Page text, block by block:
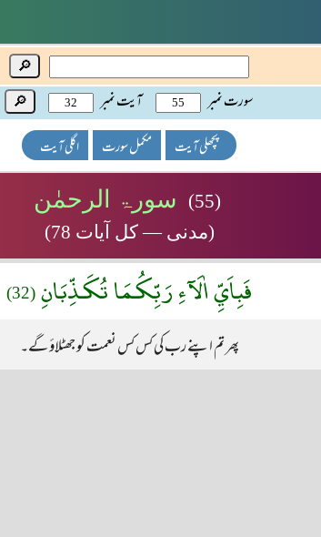
🔎
سورت نمبر آیت نمبر 🔎
پچھلی آیت مکمل سورت اگلی آیت
(55) سورۃ الرحمٰن
(مدنی — کل آیات 78)
فَبِاَيِّ اٰلَآءِ رَبِّكُـمَا تُكَـذِّبَانِ (32)
پھر تم اپنے رب کی کس کس نعمت کو جھٹلاؤ گے۔